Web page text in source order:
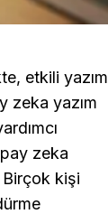
etkili yazım
zeka yazım
zeka
Birçok kişi